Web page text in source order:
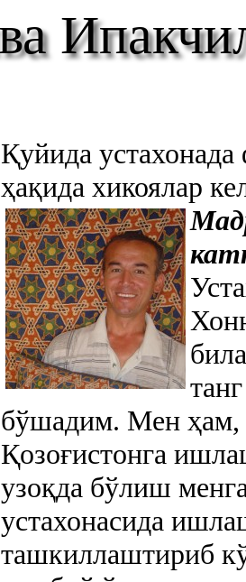
Қуйида
ҳақида хикоялар
бўшадим. Мен ҳам,
Қозоғистонга
узоқда бўлиш
устахонасида
ташкиллаштириб